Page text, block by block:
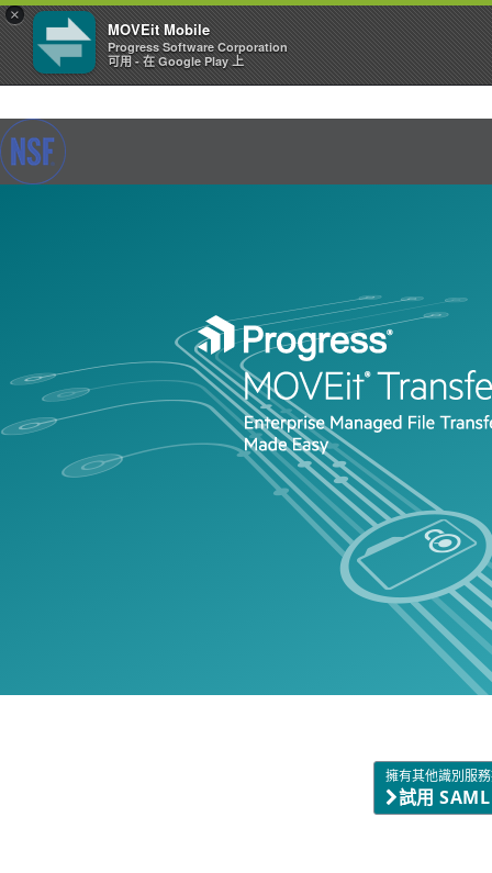
×
MOVEit Mobile
Progress Software Corporation
可用 - 在 Google Play 上
擁有其他識別服
試用